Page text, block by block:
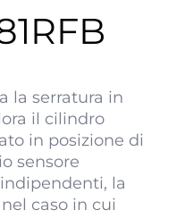
la serratura in
il cilindro
in posizione di
sensore
la
caso in cui